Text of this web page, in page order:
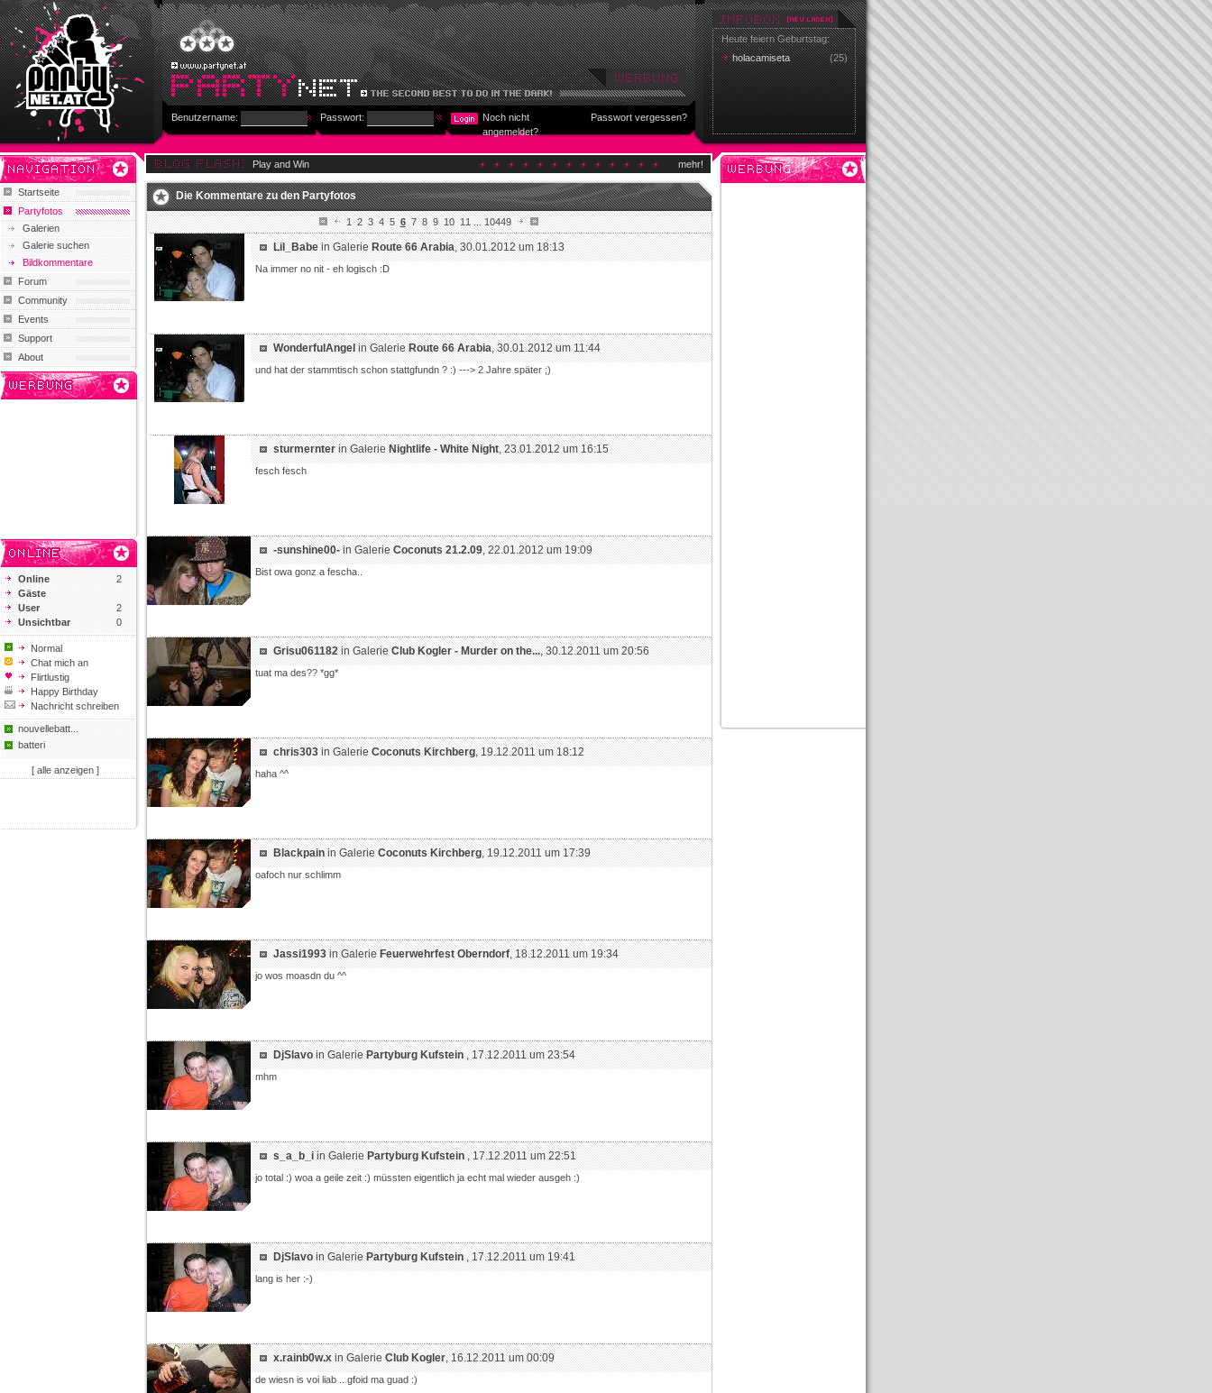
Benutzername: Passwort:
Noch nicht
angemeldet?
Passwort vergessen?
Heute feiern Geburtstag:
holacamiseta
(25)
Startseite
Partyfotos
Galerien
Galerie suchen
Bildkommentare
Forum
Community
Events
Support
About
Online
2
Gäste
User
2
Unsichtbar
0
Normal
Chat mich an
Flirtlustig
Happy Birthday
Nachricht schreiben
nouvellebatt...
batteri
[ alle anzeigen ]
Play and Win mehr!
Die Kommentare zu den Partyfotos
1 2 3 4 5 6 7 8 9 10 11...10449
Lil_Babein GalerieRoute 66 Arabia, 30.01.2012 um 18:13
Na immer no nit - eh logisch :D
WonderfulAngelin GalerieRoute 66 Arabia, 30.01.2012 um 11:44
und hat der stammtisch schon stattgfundn ? :) ---> 2 Jahre später ;)
sturmernterin GalerieNightlife - White Night, 23.01.2012 um 16:15
fesch fesch
-sunshine00-in GalerieCoconuts 21.2.09, 22.01.2012 um 19:09
Bist owa gonz a fescha..
Grisu061182in GalerieClub Kogler - Murder on the..., 30.12.2011 um 20:56
tuat ma des?? *gg*
chris303in GalerieCoconuts Kirchberg, 19.12.2011 um 18:12
haha ^^
Blackpainin GalerieCoconuts Kirchberg, 19.12.2011 um 17:39
oafoch nur schlimm
Jassi1993in GalerieFeuerwehrfest Oberndorf, 18.12.2011 um 19:34
jo wos moasdn du ^^
DjSlavoin GaleriePartyburg Kufstein, 17.12.2011 um 23:54
mhm
s_a_b_iin GaleriePartyburg Kufstein, 17.12.2011 um 22:51
jo total :) woa a geile zeit :) müssten eigentlich ja echt mal wieder ausgeh :)
DjSlavoin GaleriePartyburg Kufstein, 17.12.2011 um 19:41
lang is her :-)
x.rainb0w.xin GalerieClub Kogler, 16.12.2011 um 00:09
de wiesn is voi liab .. gfoid ma guad :)